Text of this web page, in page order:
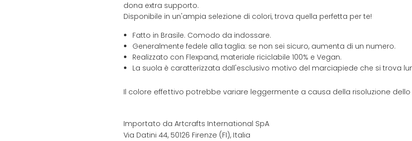
dona extra supporto.
Disponibile in un'ampia selezione di colori, trova quella perfetta per te!
Fatto in Brasile. Comodo da indossare.
Generalmente fedele alla taglia: se non sei sicuro, aumenta di un numero.
Realizzato con Flexpand, materiale riciclabile 100% e Vegan.
La suola è caratterizzata dall'esclusivo motivo del marciapiede che si trova
Il colore effettivo potrebbe variare leggermente a causa della risoluzione
Importato da Artcrafts International SpA
Via Datini 44, 50126 Firenze (FI), Italia